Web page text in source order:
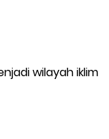
wilayah iklim